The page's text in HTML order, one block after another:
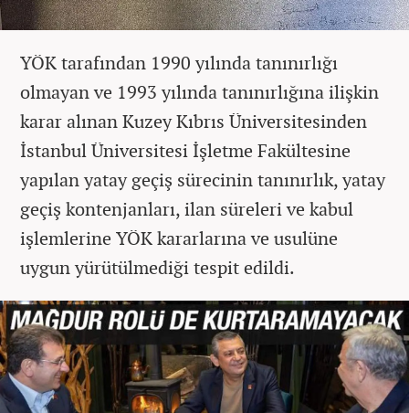
YÖK tarafından 1990 yılında tanınırlığı
olmayan ve 1993 yılında tanınırlığına ilişkin
karar alınan Kuzey Kıbrıs Üniversitesinden
İstanbul Üniversitesi İşletme Fakültesine
yapılan yatay geçiş sürecinin tanınırlık, yatay
geçiş kontenjanları, ilan süreleri ve kabul
işlemlerine YÖK kararlarına ve usulüne
uygun yürütülmediği tespit edildi.